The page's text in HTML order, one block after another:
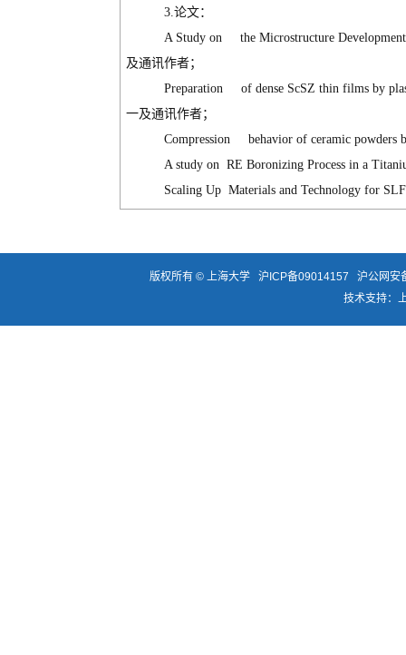
3.论文：
A Study on the Microstructure
及通讯作者；
Preparation of dense ScSZ thin films by
一及通讯作者；
Compression behavior of ceramic powders
A study on RE Boronizing Process in a
Scaling Up Materials and Technology for
版权所有 © 上海大学 沪ICP备09014157
沪公网安
技术支持：